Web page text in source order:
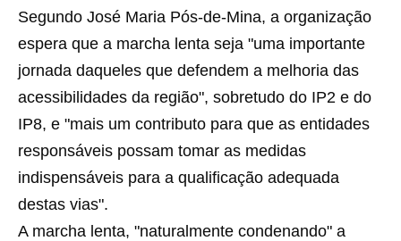
Segundo José Maria Pós-de-Mina, a organização
espera que a marcha lenta seja "uma importante
jornada daqueles que defendem a melhoria das
acessibilidades da região", sobretudo do IP2 e do
IP8, e "mais um contributo para que as entidades
responsáveis possam tomar as medidas
indispensáveis para a qualificação adequada
destas vias".
A marcha lenta, "naturalmente condenando" a